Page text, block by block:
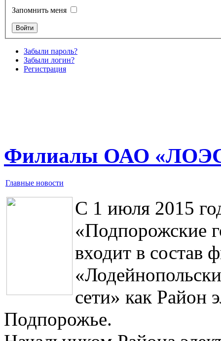
Запомнить меня
Забыли пароль?
Забыли логин?
Регистрация
Филиалы ОАО
Главные новости
С 1 июля 2015
«Подпорожские
входит в состав
сети» как Район
Подпорожье.